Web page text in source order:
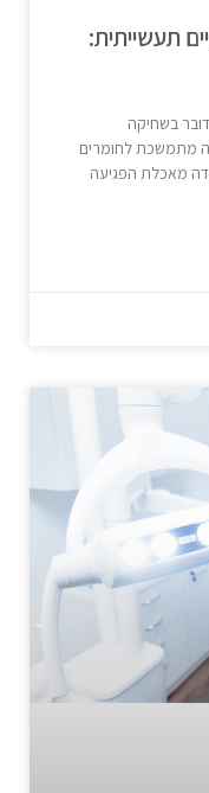
תעשייתית:
בשחיקה
מתמשכת לחומרים
מאכלת הפגיעה